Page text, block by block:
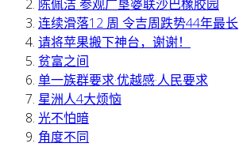
陈佩洁 参观广垦婆联沙巴橡胶园
连续滑落12 周 令吉周跌势44年最长
请将苹果搬下神台，谢谢！
贫富之间
单一族群要求·优越感·人民要求
星洲人4大烦恼
光不怕暗
角度不同